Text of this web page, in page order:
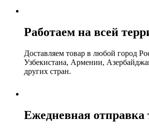
Работаем на всей
Доставляем товар в любой город
Узбекистана, Армении,
других стран.
Ежедневная отправка